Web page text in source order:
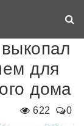
для
дома
622 0